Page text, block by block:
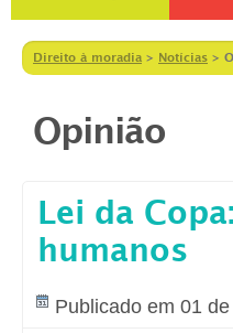
Direito à moradia > Notícias >
Opinião
Lei da
humanos
Publicado em 01